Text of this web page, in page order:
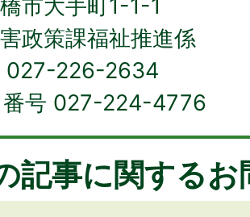
市大手町1-1-1
政策課福祉推進係
027-226-2634
番号 027-224-4776
記事に関する